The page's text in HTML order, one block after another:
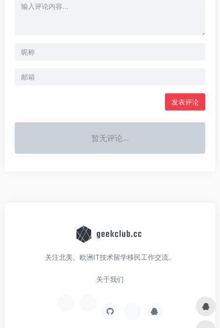
发表评论
暂无评论...
关注北美、欧洲IT技术留学移民工作交流。
关于我们